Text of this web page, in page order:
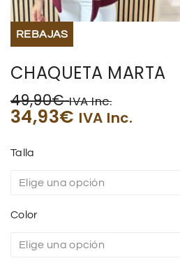
REBAJAS
CHAQUETA MARTA
49,90€ IVA Inc.
34,93€ IVA Inc.
Talla
Color